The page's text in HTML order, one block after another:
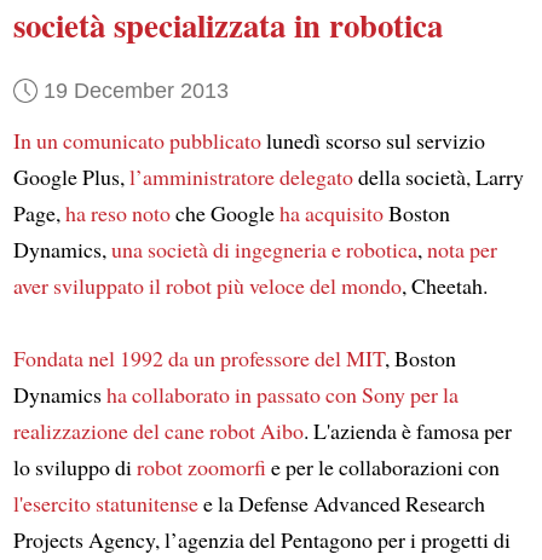
società specializzata in robotica
19 December 2013
In un comunicato pubblicatolunedì scorso sul servizio
Google Plus,l’amministratore delegatodella società, Larry
Page,ha reso notoche Googleha acquisitoBoston
Dynamics,una società di ingegneria e robotica,nota per
aver sviluppato il robot più veloce del mondo, Cheetah.
Fondata nel 1992 da un professore del MIT, Boston
Dynamicsha collaborato in passato con Sonyper la
realizzazione del cane robot Aibo. L'azienda è famosa per
lo sviluppo dirobot zoomorfi e per le collaborazioni con
l'esercito statunitensee la Defense Advanced Research
Projects Agency, l’agenzia del Pentagono per i progetti di